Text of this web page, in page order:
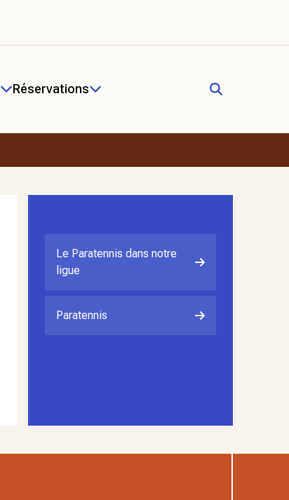
Réservations
Le Paratennis dans notre
ligue
Paratennis